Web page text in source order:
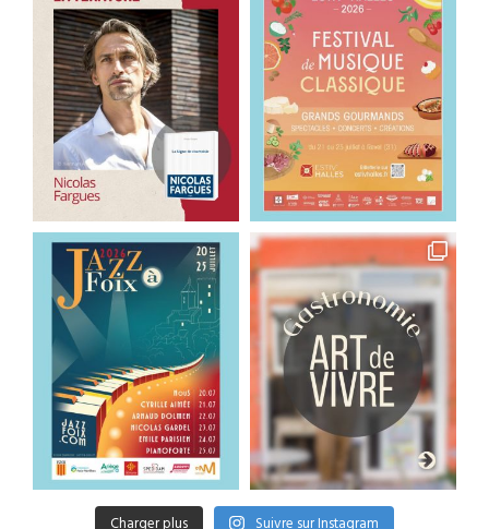
Charger plus Suivre sur Instagram